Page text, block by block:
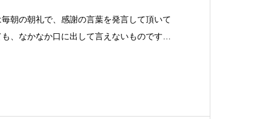
朝の朝礼で、感謝の言葉を発言して頂いて
、なかなか口に出して言えないものです